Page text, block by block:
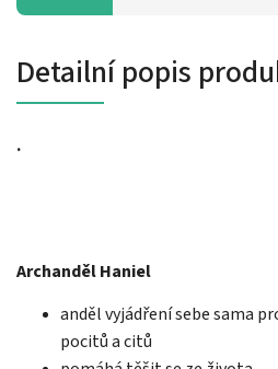
Detailní popis
.
Archanděl Haniel
anděl vyjádření sebe sama
pocitů a citů